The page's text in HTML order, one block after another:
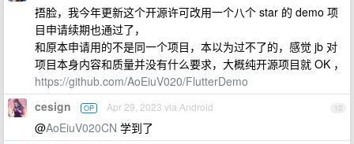
捂脸，我今年更新这个开源许可改用一个八个 star 的 demo 项
目申请续期也通过了，
和原本申请用的不是同一个项目，本以为过不了的，感觉 jb 对
项目本身内容和质量并没有什么要求，大概纯开源项目就 OK ，
https://github.com/AoEiuV020/FlutterDemo
12
cesign OP Apr 29, 2023 via Android
@AoEiuV020CN 学到了